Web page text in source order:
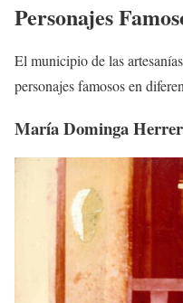
Personajes
El municipio de las
personajes famosos en
María Dominga